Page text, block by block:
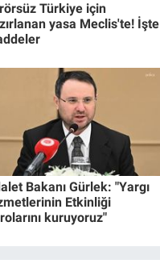
Türkiye için
yasa Meclis'te! İşte
Bakanı Gürlek: "Yargı
Etkinliği
kuruyoruz"